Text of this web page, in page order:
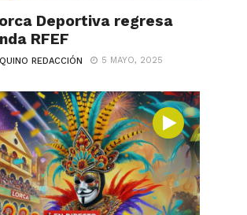
Deportiva regresa
RFEF
REDACCIÓN 5 MAYO, 2025